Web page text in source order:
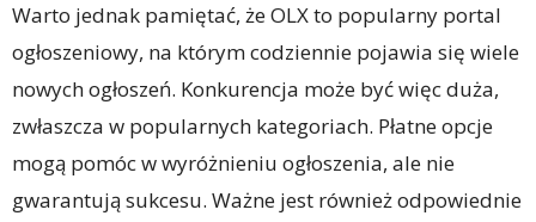
Warto jednak pamiętać, że OLX to popularny portal
ogłoszeniowy, na którym codziennie pojawia się wiele
nowych ogłoszeń. Konkurencja może być więc duża,
zwłaszcza w popularnych kategoriach. Płatne opcje
mogą pomóc w wyróżnieniu ogłoszenia, ale nie
gwarantują sukcesu. Ważne jest również odpowiednie